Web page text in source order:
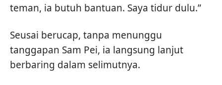
teman, ia butuh bantuan. Saya tidur dulu.”
Seusai berucap, tanpa menunggu
tanggapan Sam Pei, ia langsung lanjut
berbaring dalam selimutnya.